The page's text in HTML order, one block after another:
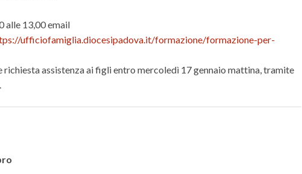
alle 13,00 email
ufficiofamiglia.diocesipadova.it/formazione/formazione-per-
assistenza ai figli entro mercoledì 17 gennaio mattina, tramite